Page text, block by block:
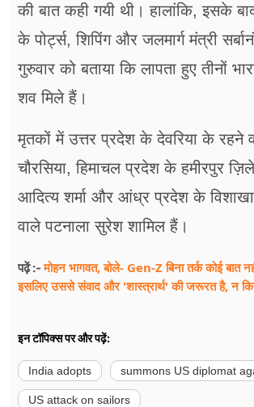
की बात कही गयी थी। हालांकि, इसके
के पोर्ट्स, शिपिंग और जलमार्ग मंत्री
गुरुवार को बताया कि लापता हुए तीनों
शव मिले हैं।
मृतकों में उत्तर प्रदेश के देवरिया के रहने
चौरसिया, हिमाचल प्रदेश के हमीरपुर
आदित्य शर्मा और आंध्र प्रदेश के
वाले पटनाला सुरेश शामिल हैं।
पढ़ें :-मोहन भागवत, बोले- Gen-Z बिना तर्क कोई बात
इसलिए उससे संवाद और 'शास्त्रार्थ' की जरूरत है, न
इन टॉपिक्स पर और पढ़ें:
India adopts summons US diplomat
US attack on sailors